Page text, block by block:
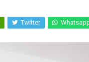
Twitter